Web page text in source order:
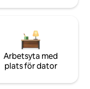
Arbetsyta med
plats för dator